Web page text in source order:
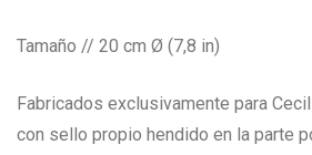
Tamaño // 20 cm Ø (7,8 in)
Fabricados exclusivamente para
con sello propio hendido en la parte